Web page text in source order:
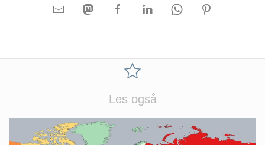
Les også